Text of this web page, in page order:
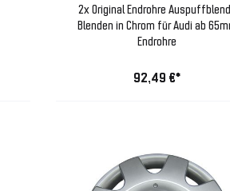
2x Original Endrohre
Blenden in Chrom für Audi ab
Endrohre
92,49 €*